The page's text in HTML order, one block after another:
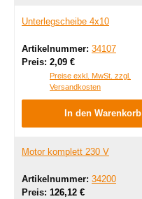
Unterlegscheibe 4x10
Artikelnummer: 34107
Preis: Regulärer Preis:
2,09 €
Preise exkl. MwSt. zzgl.
Versandkosten
In den Warenkorb
Motor komplett 230 V
Artikelnummer: 34200
Preis: Regulärer Preis:
126,12 €